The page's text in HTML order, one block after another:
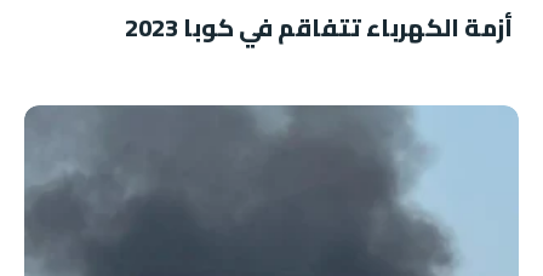
أزمة الكهرباء تتفاقم في كوبا 2023